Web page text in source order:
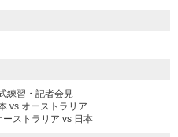
練習・記者会見
vs オーストラリア
ストラリア vs 日本